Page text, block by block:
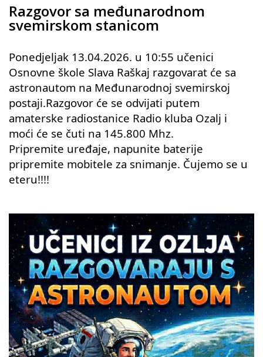
Razgovor sa međunarodnom
svemirskom stanicom
Ponedjeljak 13.04.2026. u 10:55 učenici
Osnovne škole Slava Raškaj razgovarat će sa
astronautom na Međunarodnoj svemirskoj
postaji.Razgovor će se odvijati putem
amaterske radiostanice Radio kluba Ozalj i
moći će se čuti na 145.800 Mhz.
Pripremite uređaje, napunite baterije
pripremite mobitele za snimanje. Čujemo se u
eteru!!!!